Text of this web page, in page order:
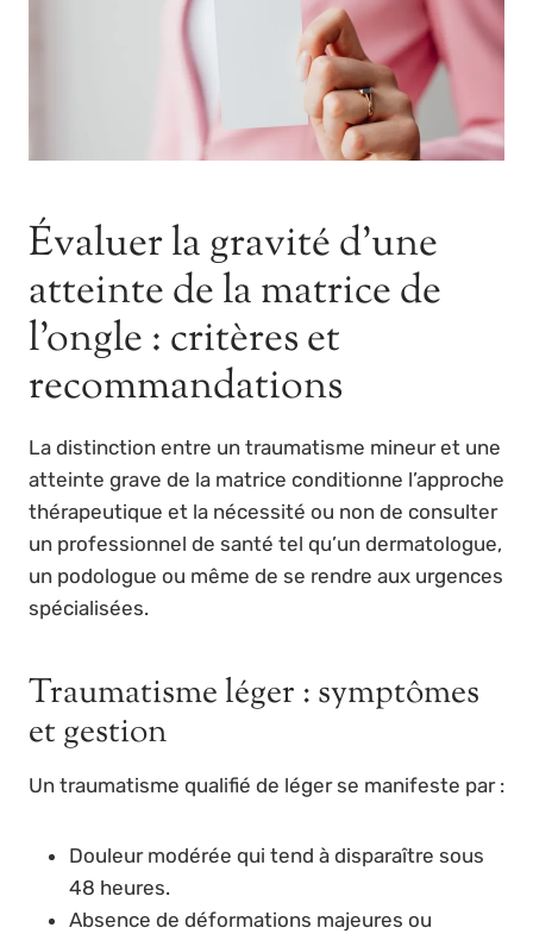
Évaluer la gravité d’une
atteinte de la matrice de
l’ongle : critères et
recommandations
La distinction entre un traumatisme mineur et une
atteinte grave de la matrice conditionne l’approche
thérapeutique et la nécessité ou non de consulter
un professionnel de santé tel qu’un dermatologue,
un podologue ou même de se rendre aux urgences
spécialisées.
Traumatisme léger : symptômes
et gestion
Un traumatisme qualifié de léger se manifeste par :
Douleur modérée qui tend à disparaître sous
48 heures.
Absence de déformations majeures ou